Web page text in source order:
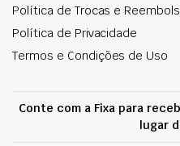
Política de Trocas e
Política de Privacidade
Termos e Condições de Uso
Conte com a Fixa para
lugar